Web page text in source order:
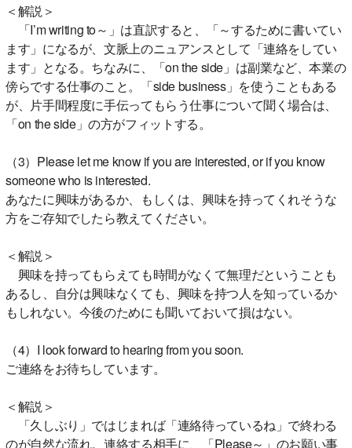
＜解説＞
「I’m writing to～」は直訳すると、「～するために書いてい
ます」になるが、文脈上のニュアンスとして「連絡をしてい
ます」となる。ちなみに、「on the side」は副業など、本業の
傍らでする仕事のこと。「side business」を使うこともある
が、片手間程度に手伝ってもらう仕事について聞く場合は、
「on the side」の方がフィットする。
（3）Please let me know if you are interested, or if you know
someone who is interested.
あなたに興味があるか、もしくは、興味を持ってくれそうな
方をご存知でしたら教えてください。
＜解説＞
興味を持ってもらえても時間がなくて無理だということも
あるし、自分は興味なくても、興味を持つ人を知っているか
もしれない。今後のためにも聞いておいて損はない。
（4）I look forward to hearing from you soon.
ご連絡をお待ちしています。
＜解説＞
「久しぶり」ではじまれば「連絡待っているね」で終わる
のが自然な流れ。連絡する相手に、「Please～」のお願い事